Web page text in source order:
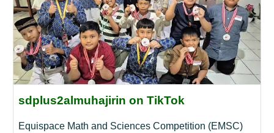
sdplus2almuhajirin on TikTok
Equispace Math and Sciences Competition (EMSC)